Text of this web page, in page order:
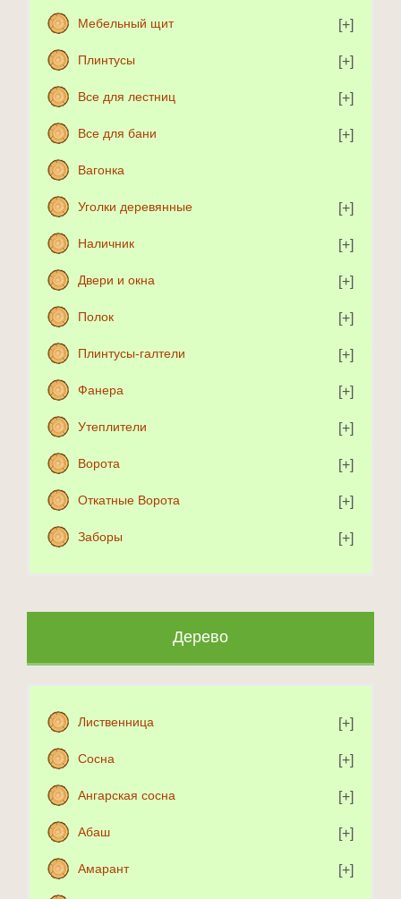
Мебельный щит
Плинтусы
Все для лестниц
Все для бани
Вагонка
Уголки деревянные
Наличник
Двери и окна
Полок
Плинтусы-галтели
Фанера
Утеплители
Ворота
Откатные Ворота
Заборы
Дерево
Лиственница
Сосна
Ангарская сосна
Абаш
Амарант